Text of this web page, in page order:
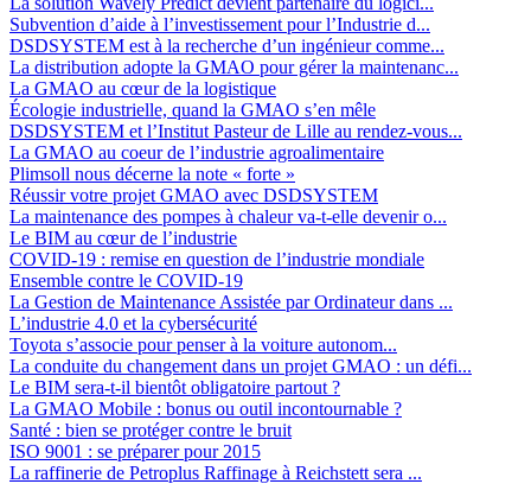
Subvention d’aide à l’investissement pour l’Industrie d...
DSDSYSTEM est à la recherche d’un ingénieur comme...
La distribution adopte la GMAO pour gérer la maintenanc...
La GMAO au cœur de la logistique
Écologie industrielle, quand la GMAO s’en mêle
DSDSYSTEM et l’Institut Pasteur de Lille au rendez-vous...
La GMAO au coeur de l’industrie agroalimentaire
Plimsoll nous décerne la note « forte »
Réussir votre projet GMAO avec DSDSYSTEM
La maintenance des pompes à chaleur va-t-elle devenir o...
Le BIM au cœur de l’industrie
COVID-19 : remise en question de l’industrie mondiale
Ensemble contre le COVID-19
La Gestion de Maintenance Assistée par Ordinateur dans ...
L’industrie 4.0 et la cybersécurité
Toyota s’associe pour penser à la voiture autonom...
La conduite du changement dans un projet GMAO : un défi...
Le BIM sera-t-il bientôt obligatoire partout ?
La GMAO Mobile : bonus ou outil incontournable ?
Santé : bien se protéger contre le bruit
ISO 9001 : se préparer pour 2015
La raffinerie de Petroplus Raffinage à Reichstett sera ...